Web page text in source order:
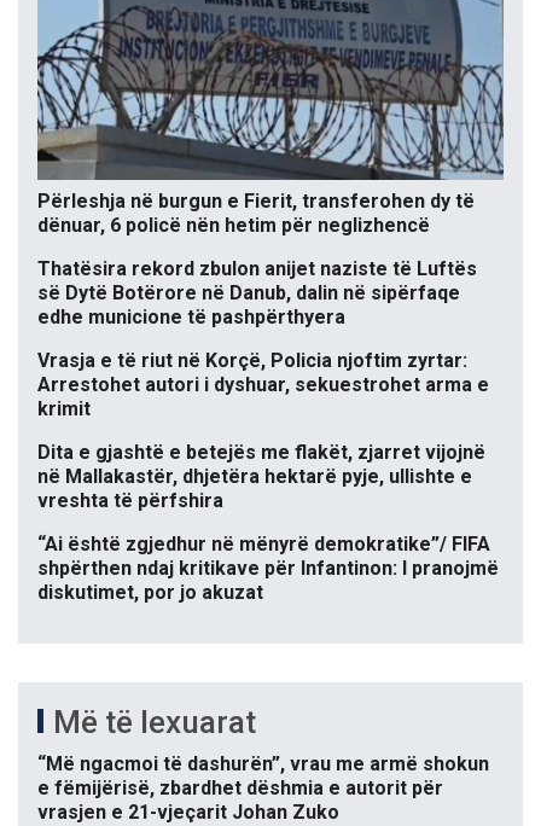
Përleshja në burgun e Fierit, transferohen dy të
dënuar, 6 policë nën hetim për neglizhencë
Thatësira rekord zbulon anijet naziste të Luftës
së Dytë Botërore në Danub, dalin në sipërfaqe
edhe municione të pashpërthyera
Vrasja e të riut në Korçë, Policia njoftim zyrtar:
Arrestohet autori i dyshuar, sekuestrohet arma e
krimit
Dita e gjashtë e betejës me flakët, zjarret vijojnë
në Mallakastër, dhjetëra hektarë pyje, ullishte e
vreshta të përfshira
“Ai është zgjedhur në mënyrë demokratike”/ FIFA
shpërthen ndaj kritikave për Infantinon: I pranojmë
diskutimet, por jo akuzat
Më të lexuarat
“Më ngacmoi të dashurën”, vrau me armë shokun
e fëmijërisë, zbardhet dëshmia e autorit për
vrasjen e 21-vjeçarit Johan Zuko